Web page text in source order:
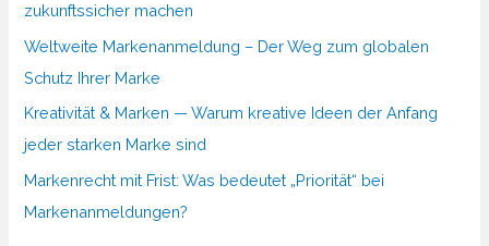
zukunftssicher machen
Weltweite Markenanmeldung – Der Weg zum globalen
Schutz Ihrer Marke
Kreativität & Marken — Warum kreative Ideen der Anfang
jeder starken Marke sind
Markenrecht mit Frist: Was bedeutet „Priorität“ bei
Markenanmeldungen?